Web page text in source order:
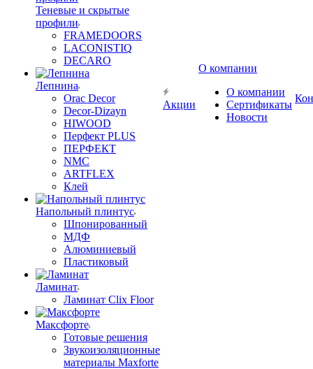
Теневые и скрытые
профили
FRAMEDOORS
LACONISTIQ
DECARO
Лепнина
Orac Decor
Decor-Dizayn
HIWOOD
Перфект PLUS
ПЕРФЕКТ
NMC
ARTFLEX
Клей
Напольный плинтус
Шпонированный
МДФ
Алюминиевый
Пластиковый
Ламинат
Ламинат Clix Floor
Максфорте
Готовые решения
Звукоизоляционные
материалы Maxforte
Акции
О компании
О компании
Сертификаты
Новости